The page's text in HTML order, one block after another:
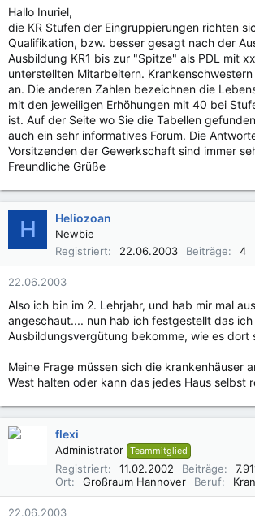
Hallo Inuriel,
die KR Stufen der Eingruppierungen richten
Qualifikation, bzw. besser gesagt nach der
Ausbildung KR1 bis zur "Spitze" als PDL mit
unterstellten Mitarbeitern.
an. Die anderen Zahlen bezeichnen die
mit den jeweiligen Erhöhungen mit 40 bei
ist. Auf der Seite wo Sie die Tabellen
auch ein sehr informatives Forum. Die
Vorsitzenden der Gewerkschaft sind immer
Freundliche Grüße
H Heliozoan
Newbie
Registriert
22.06.2003 Beiträge 4
22.06.2003
Also ich bin im 2. Lehrjahr, und hab mir mal
angeschaut.... nun hab ich festgestellt das
Ausbildungsvergütung bekomme, wie es dort
Meine Frage müssen sich die krankenhäuser
West halten oder kann das jedes Haus selbst
flexi
Administrator Teammitglied
Registriert 11.02.2002 Beiträge
Ort
Großraum Hannover Beruf
22.06.2003